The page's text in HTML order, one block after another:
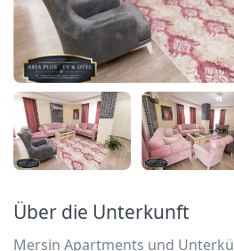
Über die Unterkunft
Mersin Apartments und